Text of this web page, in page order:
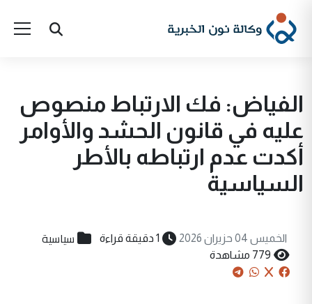
الفياض: فك الارتباط منصوص
عليه في قانون الحشد والأوامر
أكدت عدم ارتباطه بالأطر
السياسية
الخميس 04 حزيران 2026 1 دقيقة قراءة سياسية
779 مشاهدة